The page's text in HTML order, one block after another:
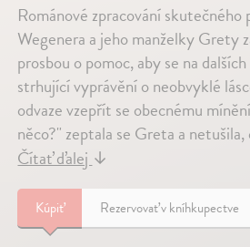
Románové zpracování
Wegenera a jeho manželky Grety
prosbou o pomoc, aby se na
strhující vyprávění o neobvyklé
odvaze vzepřít se obecnému
něco?" zeptala se Greta a
Čítať ďalej↓
Kúpiť Rezervovať v kníhkupectve